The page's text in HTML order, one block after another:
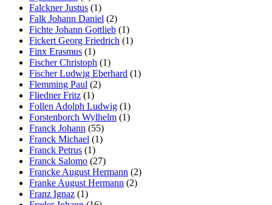
Falckner Justus (1)
Falk Johann Daniel (2)
Fichte Johann Gottlieb (1)
Fickert Georg Friedrich (1)
Finx Erasmus (1)
Fischer Christoph (1)
Fischer Ludwig Eberhard (1)
Flemming Paul (2)
Fliedner Fritz (1)
Follen Adolph Ludwig (1)
Forstenborch Wylhelm (1)
Franck Johann (55)
Franck Michael (1)
Franck Petrus (1)
Franck Salomo (27)
Francke August Hermann (2)
Franke August Hermann (2)
Franz Ignaz (1)